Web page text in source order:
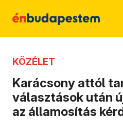
KÖZÉLET
Karácsony attól
választások után
az államosítás